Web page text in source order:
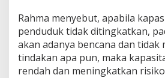
d
i
?
Rahma menyebut, apabila
penduduk tidak ditingkatkan,
akan adanya bencana dan tidak
tindakan apa pun, maka
rendah dan meningkatkan